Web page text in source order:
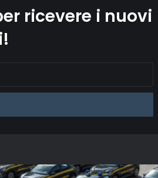
ricevere i nuovi